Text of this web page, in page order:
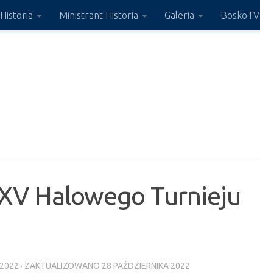
Ministrant Historia Galeria BoskoTV
Halowego Turnieju
· ZAKTUALIZOWANO 28 PAŹDZIERNIKA 2022